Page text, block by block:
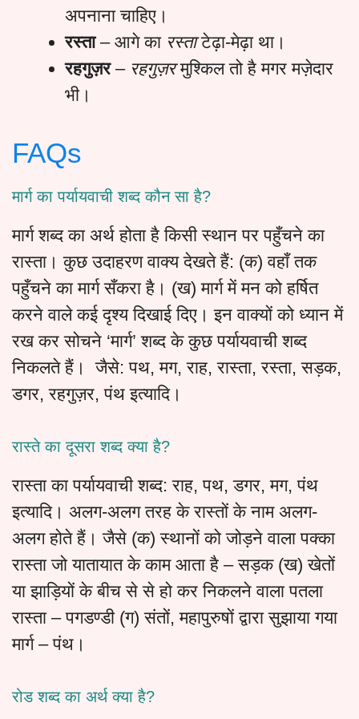
अपनाना चाहिए।
रस्ता– आगे का रस्ताटेढ़ा-मेढ़ा था।
रहगुज़र – रहगुज़रमुश्किल तो है मगर मज़ेदार
भी।
FAQs
मार्ग का पर्यायवाची शब्द कौन सा है?
मार्ग शब्द का अर्थ होता है किसी स्थान पर पहुँचने का
रास्ता। कुछ उदाहरण वाक्य देखते हैं: (क) वहाँ तक
पहुँचने का मार्ग सँकरा है। (ख) मार्ग में मन को हर्षित
करने वाले कई दृश्य दिखाई दिए। इन वाक्यों को ध्यान में
रख कर सोचने ‘मार्ग’ शब्द के कुछ पर्यायवाची शब्द
निकलते हैं। जैसे: पथ, मग, राह, रास्ता, रस्ता, सड़क,
डगर, रहगुज़र, पंथ इत्यादि।
रास्ते का दूसरा शब्द क्या है?
रास्ता का पर्यायवाची शब्द: राह, पथ, डगर, मग, पंथ
इत्यादि। अलग-अलग तरह के रास्तों के नाम अलग-
अलग होते हैं। जैसे (क) स्थानों को जोड़ने वाला पक्का
रास्ता जो यातायात के काम आता है – सड़क (ख) खेतों
या झाड़ियों के बीच से से हो कर निकलने वाला पतला
रास्ता – पगडण्डी (ग) संतों, महापुरुषों द्वारा सुझाया गया
मार्ग – पंथ।
रोड शब्द का अर्थ क्या है?